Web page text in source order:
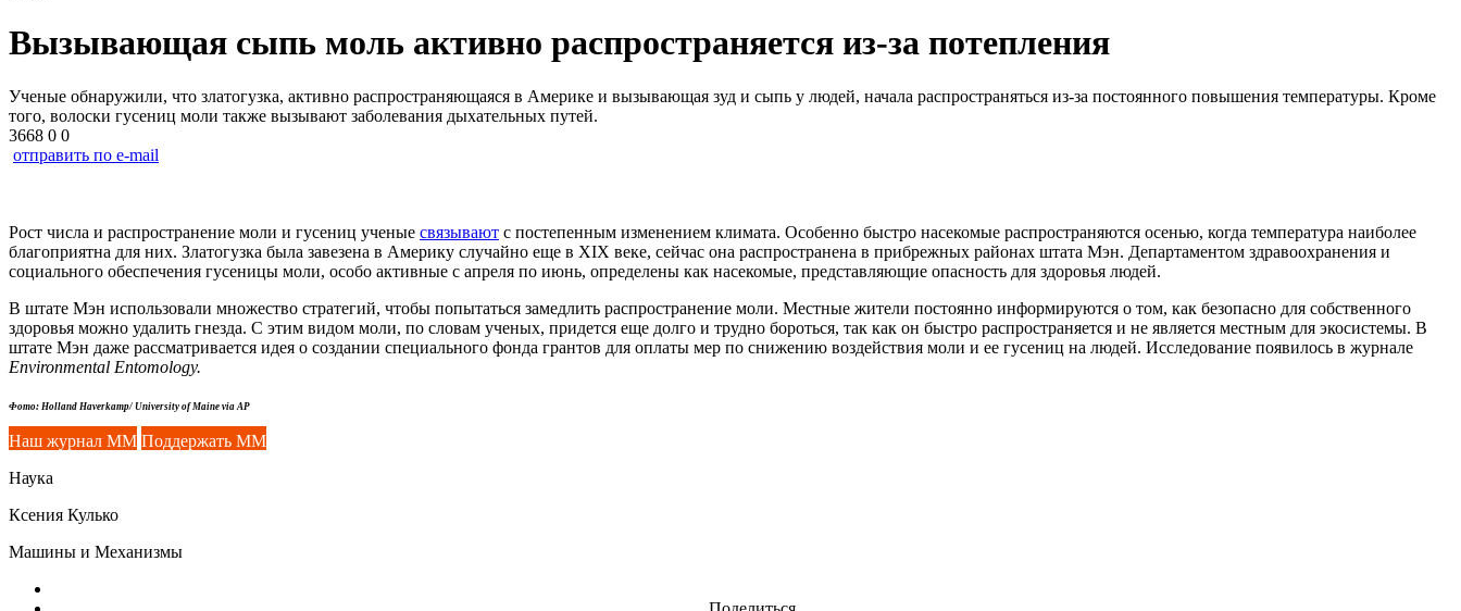
Вызывающая сыпь моль активно распространяется из-за потепления
Ученые обнаружили, что златогузка, активно распространяющаяся в Америке и вызывающая зуд и сыпь у людей, начала распространяться из-за постоянного повышения температуры. Кроме
того, волоски гусениц моли также вызывают заболевания дыхательных путей.
3668 0 0
отправить по e-mail
Рост числа и распространение моли и гусениц ученые связывают с постепенным изменением климата. Особенно быстро насекомые распространяются осенью, когда температура наиболее
благоприятна для них. Златогузка была завезена в Америку случайно еще в XIX веке, сейчас она распространена в прибрежных районах штата Мэн. Департаментом здравоохранения и
социального обеспечения гусеницы моли, особо активные с апреля по июнь, определены как насекомые, представляющие опасность для здоровья людей.
В штате Мэн использовали множество стратегий, чтобы попытаться замедлить распространение моли. Местные жители постоянно информируются о том, как безопасно для собственного
здоровья можно удалить гнезда. С этим видом моли, по словам ученых, придется еще долго и трудно бороться, так как он быстро распространяется и не является местным для экосистемы. В
штате Мэн даже рассматривается идея о создании специального фонда грантов для оплаты мер по снижению воздействия моли и ее гусениц на людей. Исследование появилось в журнале
Environmental Entomology.
Фото: Holland Haverkamp/ University of Maine via AP
Наш журнал ММ Поддержать ММ
Наука
Ксения Кулько
Машины и Механизмы